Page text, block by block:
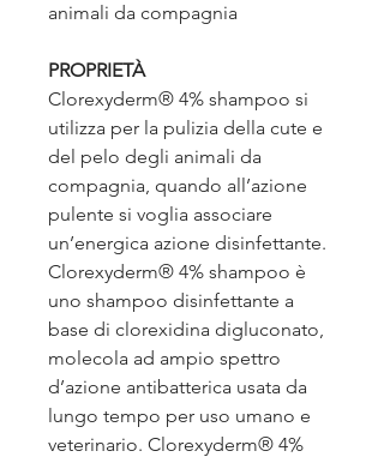
animali da compagnia
PROPRIETÀ
Clorexyderm® 4% shampoo si
utilizza per la pulizia della cute e
del pelo degli animali da
compagnia, quando all’azione
pulente si voglia associare
un’energica azione disinfettante.
Clorexyderm® 4% shampoo è
uno shampoo disinfettante a
base di clorexidina digluconato,
molecola ad ampio spettro
d’azione antibatterica usata da
lungo tempo per uso umano e
veterinario. Clorexyderm® 4%